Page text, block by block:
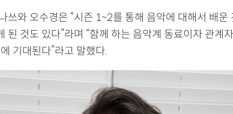
쓰와 오수경은 “시즌 1~2를 통해 음악에 대해서 배운
된 것도 있다”라며 “함께 하는 음악계 동료이자 관계
기대된다”라고 말했다.